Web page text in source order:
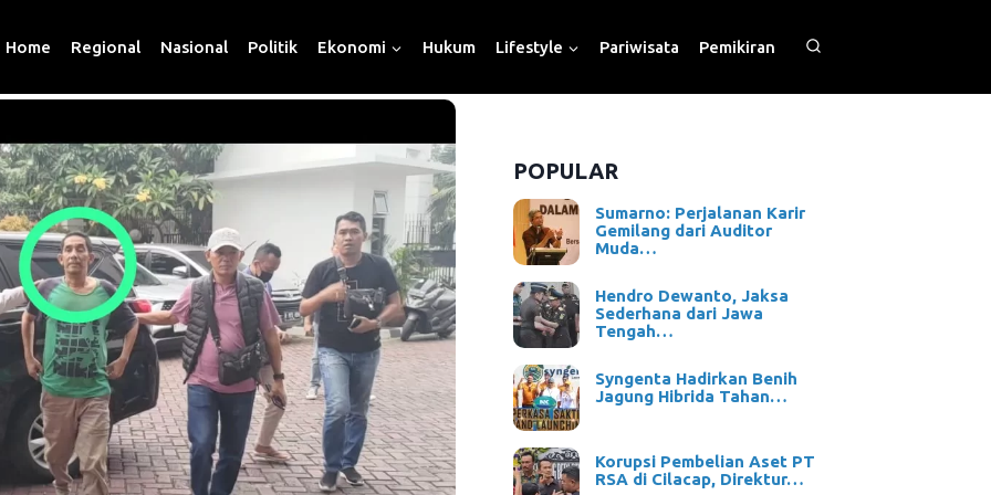
Home Regional Nasional Politik Ekonomi Hukum Lifestyle Pariwisata Pemikiran
POPULAR
Sumarno: Perjalanan Karir
Gemilang dari Auditor
Muda…
Hendro Dewanto, Jaksa
Sederhana dari Jawa
Tengah…
Syngenta Hadirkan Benih
Jagung Hibrida Tahan…
Korupsi Pembelian Aset PT
RSA di Cilacap, Direktur…